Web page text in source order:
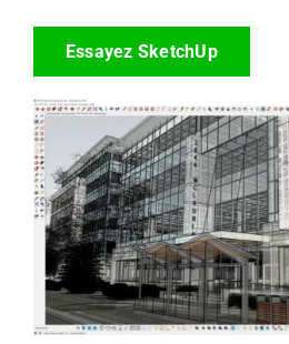
Essayez SketchUp